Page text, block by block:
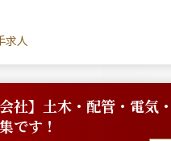
求人
社】土木・配管・電気
です！